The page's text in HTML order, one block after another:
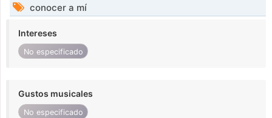
conocer a mí
Intereses
No especificado
Gustos musicales
No especificado